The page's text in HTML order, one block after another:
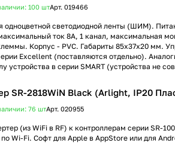
100 штАрт. 019466
одноцветной светодиодной ленты (ШИМ).
ток 8A, 1 канал, максимальная
Корпус - PVC. Габариты 85x37x20 мм.
Excellent (поставляются отдельно).
устройства в серии SMART (устройства не
SR-2818WiN Black (Arlight, IP20
76 штАрт. 020955
(из WiFi в RF) к контроллерам серии SR-
Wi-Fi. Софт для Apple в AppStore или для